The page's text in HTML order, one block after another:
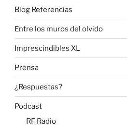
Blog Referencias
Entre los muros del olvido
Imprescindibles XL
Prensa
¿Respuestas?
Podcast
RF Radio